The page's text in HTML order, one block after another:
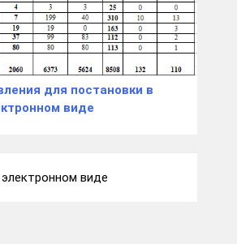
для постановки в
виде
виде